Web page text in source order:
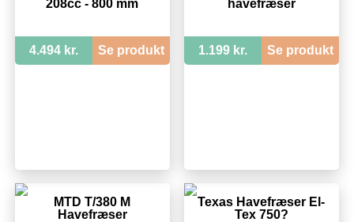
208cc - 800 mm
4.494 kr. Se produkt
havefræser
1.199 kr. Se produkt
MTD T/380 M
Havefræser
Texas Havefræser El-
Tex 750?